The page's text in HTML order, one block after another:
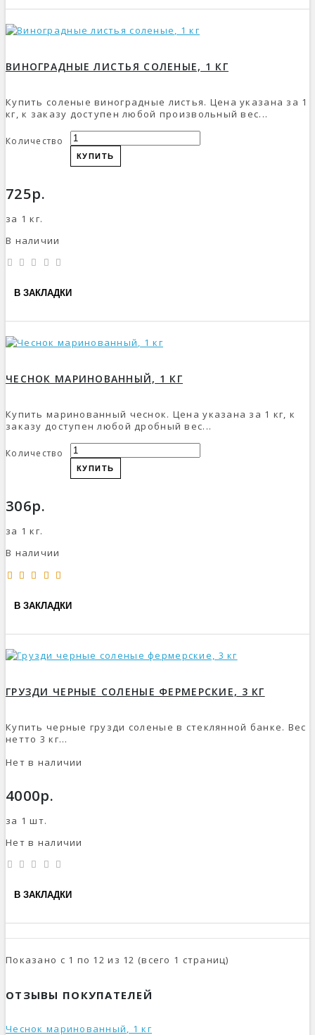
ВИНОГРАДНЫЕ ЛИСТЬЯ СОЛЕНЫЕ, 1 КГ
Купить соленые виноградные листья. Цена указана за 1
кг, к заказу доступен любой произвольный вес...
Количество
КУПИТЬ
725р.
за 1 кг.
В наличии
В ЗАКЛАДКИ
ЧЕСНОК МАРИНОВАННЫЙ, 1 КГ
Купить маринованный чеснок. Цена указана за 1 кг, к
заказу доступен любой дробный вес...
Количество
КУПИТЬ
306р.
за 1 кг.
В наличии
В ЗАКЛАДКИ
ГРУЗДИ ЧЕРНЫЕ СОЛЕНЫЕ ФЕРМЕРСКИЕ, 3 КГ
Купить черные грузди соленые в стеклянной банке. Вес
нетто 3 кг...
Нет в наличии
4000р.
за 1 шт.
Нет в наличии
В ЗАКЛАДКИ
Показано с 1 по 12 из 12 (всего 1 страниц)
ОТЗЫВЫ ПОКУПАТЕЛЕЙ
Чеснок маринованный, 1 кг